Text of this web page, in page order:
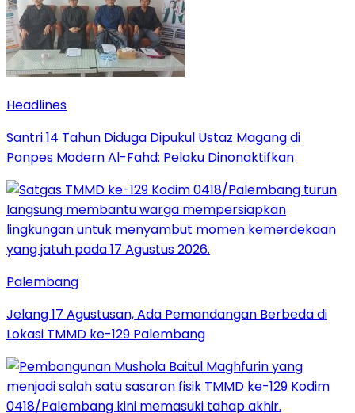
Headlines
Santri 14 Tahun Diduga Dipukul Ustaz Magang di
Ponpes Modern Al-Fahd: Pelaku Dinonaktifkan
Palembang
Jelang 17 Agustusan, Ada Pemandangan Berbeda di
Lokasi TMMD ke-129 Palembang